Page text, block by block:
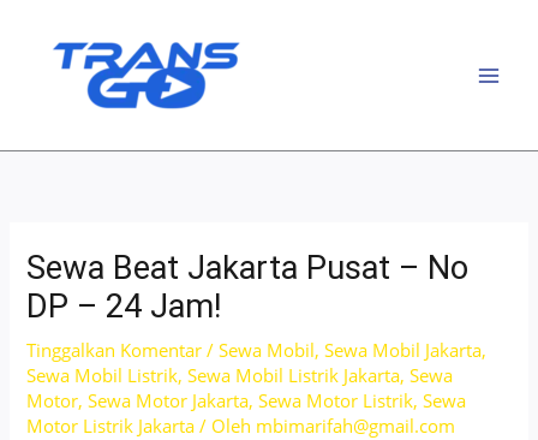
Sewa Beat Jakarta Pusat – No
DP – 24 Jam!
Tinggalkan Komentar /Sewa Mobil,Sewa Mobil Jakarta,
Sewa Mobil Listrik,Sewa Mobil Listrik Jakarta,Sewa
Motor,Sewa Motor Jakarta,Sewa Motor Listrik,Sewa
Motor Listrik Jakarta / Oleh mbimarifah@gmail.com